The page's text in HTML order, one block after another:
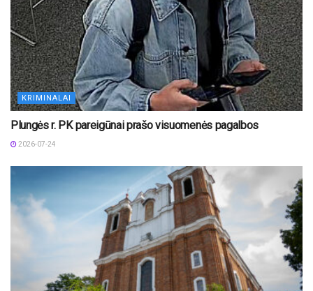
KRIMINALAI
Plungės r. PK pareigūnai prašo visuomenės pagalbos
2026-07-24